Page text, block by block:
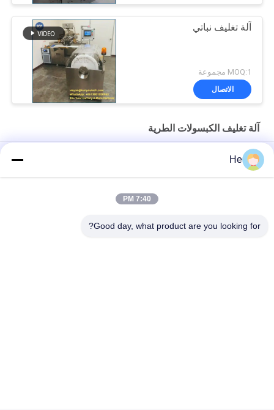
آلة تغليف نباتي
MOQ:1 مجموعة
الاتصال
آلة تغليف الكبسولات الطرية
آلة تغليف سوفتغيل مختبر صغيرة الحجم أوتوماتيكية بالكامل
آلة تغليف الكبسولات الطرية على نطاق واسع ، آلة تعبئة سائل
He
7:40 PM
Good day, what product are you looking for?